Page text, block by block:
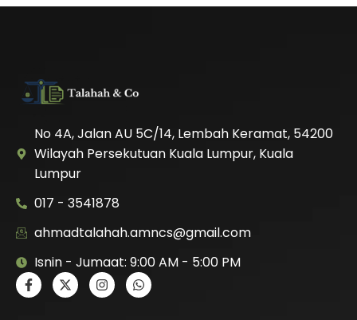
No 4A, Jalan AU 5C/14, Lembah Keramat, 54200
Wilayah Persekutuan Kuala Lumpur, Kuala
Lumpur
017 - 3541878
ahmadtalahah.amncs@gmail.com
Isnin - Jumaat: 9:00 AM - 5:00 PM